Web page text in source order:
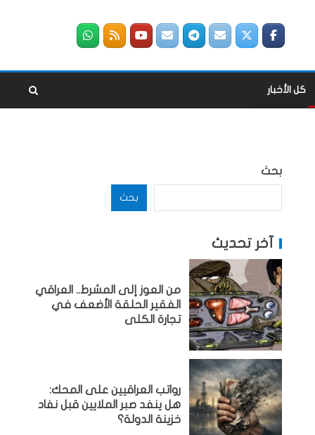
كل الأخبار
بحث
بحث
آخر تحديث
من العوز إلى المشرط.. العراقي
الفقير الحلقة الأضعف في
تجارة الكلى
رواتب العراقيين على المحك:
هل ينفد صبر الملايين قبل نفاد
خزينة الدولة؟